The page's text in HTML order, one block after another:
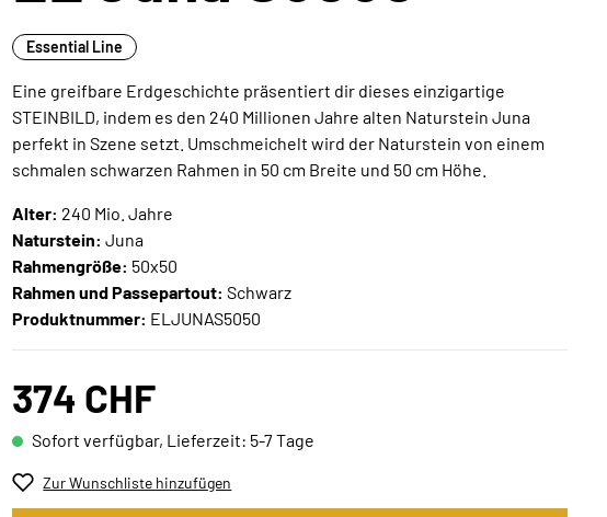
Essential Line
Eine greifbare Erdgeschichte präsentiert dir dieses einzigartige
STEINBILD, indem es den 240 Millionen Jahre alten Naturstein Juna
perfekt in Szene setzt. Umschmeichelt wird der Naturstein von einem
schmalen schwarzen Rahmen in 50 cm Breite und 50 cm Höhe.
Alter: 240 Mio. Jahre
Naturstein: Juna
Rahmengröße: 50x50
Rahmen und Passepartout: Schwarz
Produktnummer: ELJUNAS5050
374 CHF
Sofort verfügbar, Lieferzeit: 5-7 Tage
Zur Wunschliste hinzufügen